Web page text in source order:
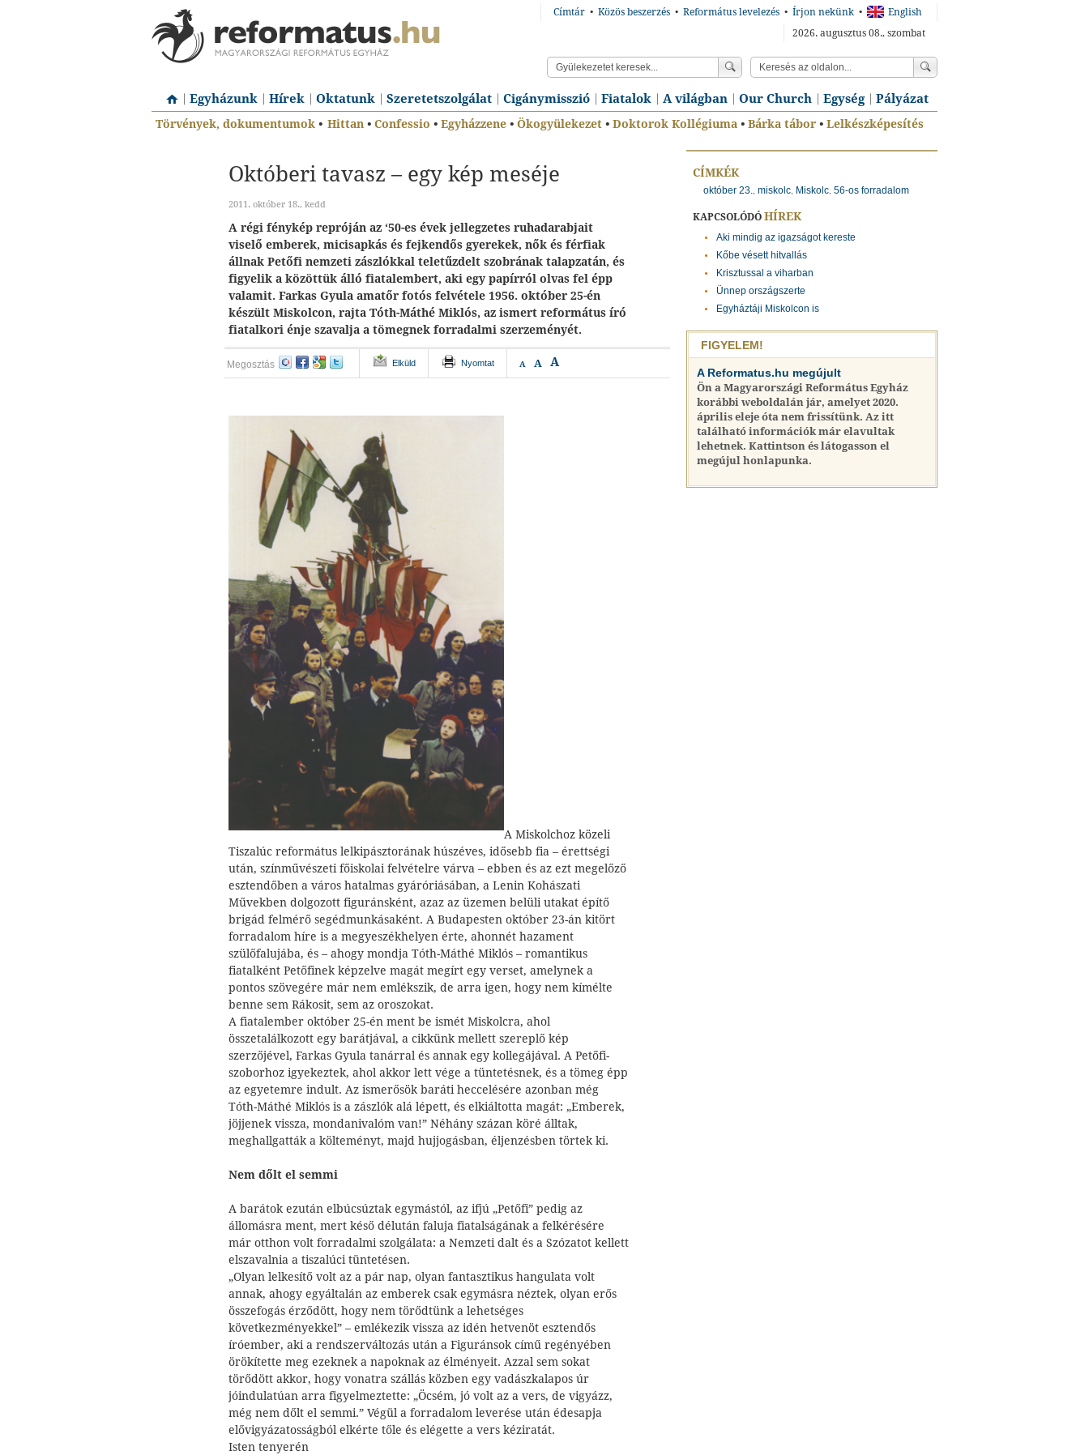
Címtár • Közös beszerzés • Református levelezés • Írjon nekünk •
English
2026. augusztus 08., szombat
Egyházunk Hírek Oktatunk Szeretetszolgálat Cigánymisszió Fiatalok A világban Our Church Egység Pályázat
Törvények, dokumentumok • Hittan • Confessio • Egyházzene • Ökogyülekezet • Doktorok Kollégiuma • Bárka tábor • Lelkészképesítés
Októberi tavasz – egy kép meséje
2011. október 18., kedd
A régi fénykép repróján az ‘50-es évek jellegzetes ruhadarabjait
viselő emberek, micisapkás és fejkendős gyerekek, nők és férfiak
állnak Petőfi nemzeti zászlókkal teletűzdelt szobrának talapzatán, és
figyelik a közöttük álló fiatalembert, aki egy papírról olvas fel épp
valamit. Farkas Gyula amatőr fotós felvétele 1956. október 25-én
készült Miskolcon, rajta Tóth-Máthé Miklós, az ismert református író
fiatalkori énje szavalja a tömegnek forradalmi szerzeményét.
Megosztás Elküld Nyomtat A A A
A Miskolchoz közeli
Tiszalúc református lelkipásztorának húszéves, idősebb fia – érettségi
után, színművészeti főiskolai felvételre várva – ebben és az ezt megelőző
esztendőben a város hatalmas gyáróriásában, a Lenin Kohászati
Művekben dolgozott figuránsként, azaz az üzemen belüli utakat építő
brigád felmérő segédmunkásaként. A Budapesten október 23-án kitört
forradalom híre is a megyeszékhelyen érte, ahonnét hazament
szülőfalujába, és – ahogy mondja Tóth-Máthé Miklós – romantikus
fiatalként Petőfinek képzelve magát megírt egy verset, amelynek a
pontos szövegére már nem emlékszik, de arra igen, hogy nem kímélte
benne sem Rákosit, sem az oroszokat.
A fiatalember október 25-én ment be ismét Miskolcra, ahol
összetalálkozott egy barátjával, a cikkünk mellett szereplő kép
szerzőjével, Farkas Gyula tanárral és annak egy kollegájával. A Petőfi-
szoborhoz igyekeztek, ahol akkor lett vége a tüntetésnek, és a tömeg épp
az egyetemre indult. Az ismerősök baráti heccelésére azonban még
Tóth-Máthé Miklós is a zászlók alá lépett, és elkiáltotta magát: „Emberek,
jöjjenek vissza, mondanivalóm van!” Néhány százan köré álltak,
meghallgatták a költeményt, majd hujjogásban, éljenzésben törtek ki.
Nem dőlt el semmi
A barátok ezután elbúcsúztak egymástól, az ifjú „Petőfi” pedig az
állomásra ment, mert késő délután faluja fiatalságának a felkérésére
már otthon volt forradalmi szolgálata: a Nemzeti dalt és a Szózatot kellett
elszavalnia a tiszalúci tüntetésen.
„Olyan lelkesítő volt az a pár nap, olyan fantasztikus hangulata volt
annak, ahogy egyál­talán az emberek csak egymásra néztek, olyan erős
összefogás érződött, hogy nem törődtünk a lehetséges
következményekkel” – emlékezik vissza az idén hetvenöt esztendős
íróember, aki a rendszerváltozás után a Figuránsok című regényében
örökítette meg ezeknek a napoknak az élményeit. Azzal sem sokat
törődött akkor, hogy vonatra szállás közben egy vadászkalapos úr
jóindulatúan arra figyelmeztette: „Öcsém, jó volt az a vers, de vigyázz,
még nem dőlt el semmi.” Végül a forradalom leverése után édesapja
elővigyázatosságból elkérte tőle és elégette a vers kéziratát.
Isten tenyerén
CÍMKÉK
október 23., miskolc, Miskolc, 56-os forradalom
KAPCSOLÓDÓ HÍREK
Aki mindig az igazságot kereste
Kőbe vésett hitvallás
Krisztussal a viharban
Ünnep országszerte
Egyháztáji Miskolcon is
FIGYELEM!
A Reformatus.hu megújult
Ön a Magyarországi Református Egyház
korábbi weboldalán jár, amelyet 2020.
április eleje óta nem frissítünk. Az itt
található információk már elavultak
lehetnek. Kattintson és látogasson el
megújul honlapunka.